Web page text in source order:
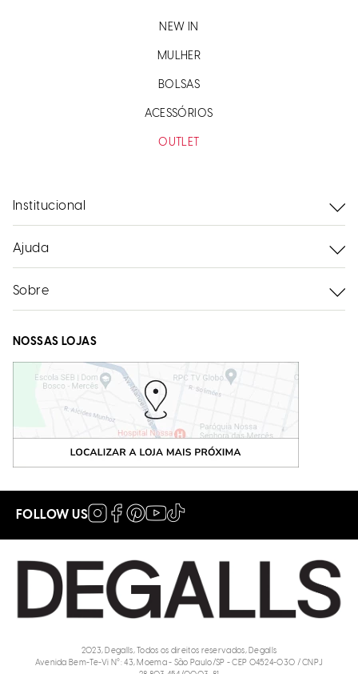
NEW IN
MULHER
BOLSAS
ACESSÓRIOS
OUTLET
Institucional
Ajuda
Sobre
NOSSAS LOJAS
FOLLOW US
2023, Degalls, Todos os direitos reservados, Degalls
Avenida Bem-Te-Vi N°: 43, Moema - São Paulo/SP - CEP 04524-030 / CNPJ